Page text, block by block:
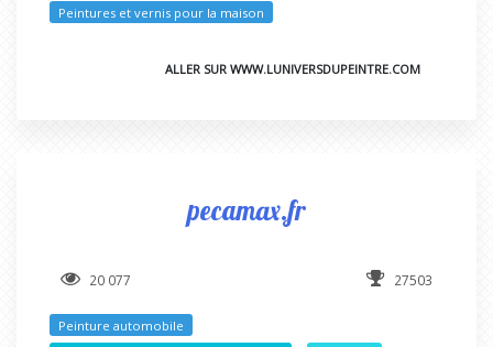
Peintures et vernis pour la maison
ALLER SUR WWW.LUNIVERSDUPEINTRE.COM
pecamax.fr
20 077 27503
Peinture automobile